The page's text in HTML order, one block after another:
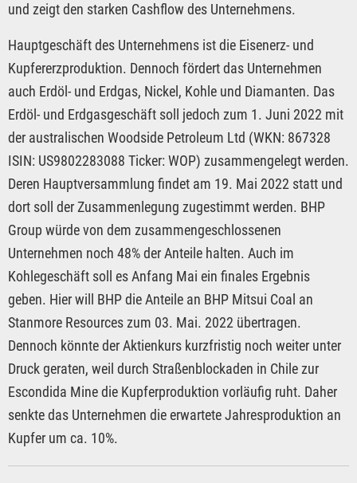
und zeigt den starken Cashflow des Unternehmens.
Hauptgeschäft des Unternehmens ist die Eisenerz- und
Kupfererzproduktion. Dennoch fördert das Unternehmen
auch Erdöl- und Erdgas, Nickel, Kohle und Diamanten. Das
Erdöl- und Erdgasgeschäft soll jedoch zum 1. Juni 2022 mit
der australischen Woodside Petroleum Ltd (WKN: 867328
ISIN: US9802283088 Ticker: WOP) zusammengelegt werden.
Deren Hauptversammlung findet am 19. Mai 2022 statt und
dort soll der Zusammenlegung zugestimmt werden. BHP
Group würde von dem zusammengeschlossenen
Unternehmen noch 48% der Anteile halten. Auch im
Kohlegeschäft soll es Anfang Mai ein finales Ergebnis
geben. Hier will BHP die Anteile an BHP Mitsui Coal an
Stanmore Resources zum 03. Mai. 2022 übertragen.
Dennoch könnte der Aktienkurs kurzfristig noch weiter unter
Druck geraten, weil durch Straßenblockaden in Chile zur
Escondida Mine die Kupferproduktion vorläufig ruht. Daher
senkte das Unternehmen die erwartete Jahresproduktion an
Kupfer um ca. 10%.